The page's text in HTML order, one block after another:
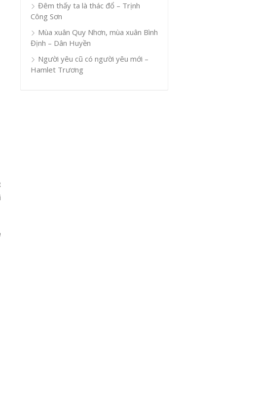
Đêm thấy ta là thác đổ – Trịnh
Công Sơn
Mùa xuân Quy Nhơn, mùa xuân Bình
Định – Dân Huyền
Người yêu cũ có người yêu mới –
Hamlet Trương